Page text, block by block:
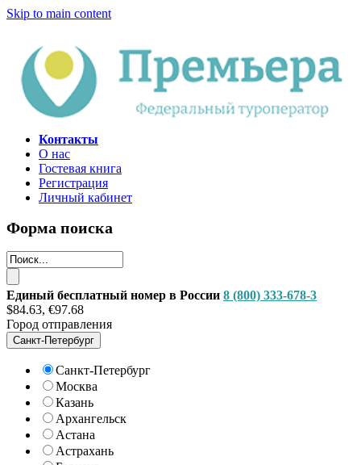
Skip to main content
Контакты
О нас
Гостевая книга
Регистрация
Личный кабинет
Форма поиска
Единый бесплатный номер в России 8 (800) 333-678-3
$84.63, €97.68
Город отправления
Санкт-Петербург
Санкт-Петербург
Москва
Казань
Архангельск
Астана
Астрахань